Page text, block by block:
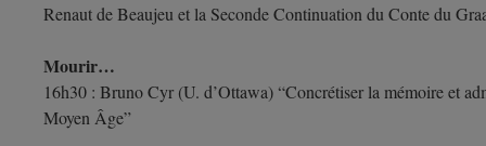
Renaut de Beaujeu et la Seconde Continuation du Conte du
Mourir…
16h30 : Bruno Cyr (U. d’Ottawa) “Concrétiser la mémoire et
Moyen Âge”